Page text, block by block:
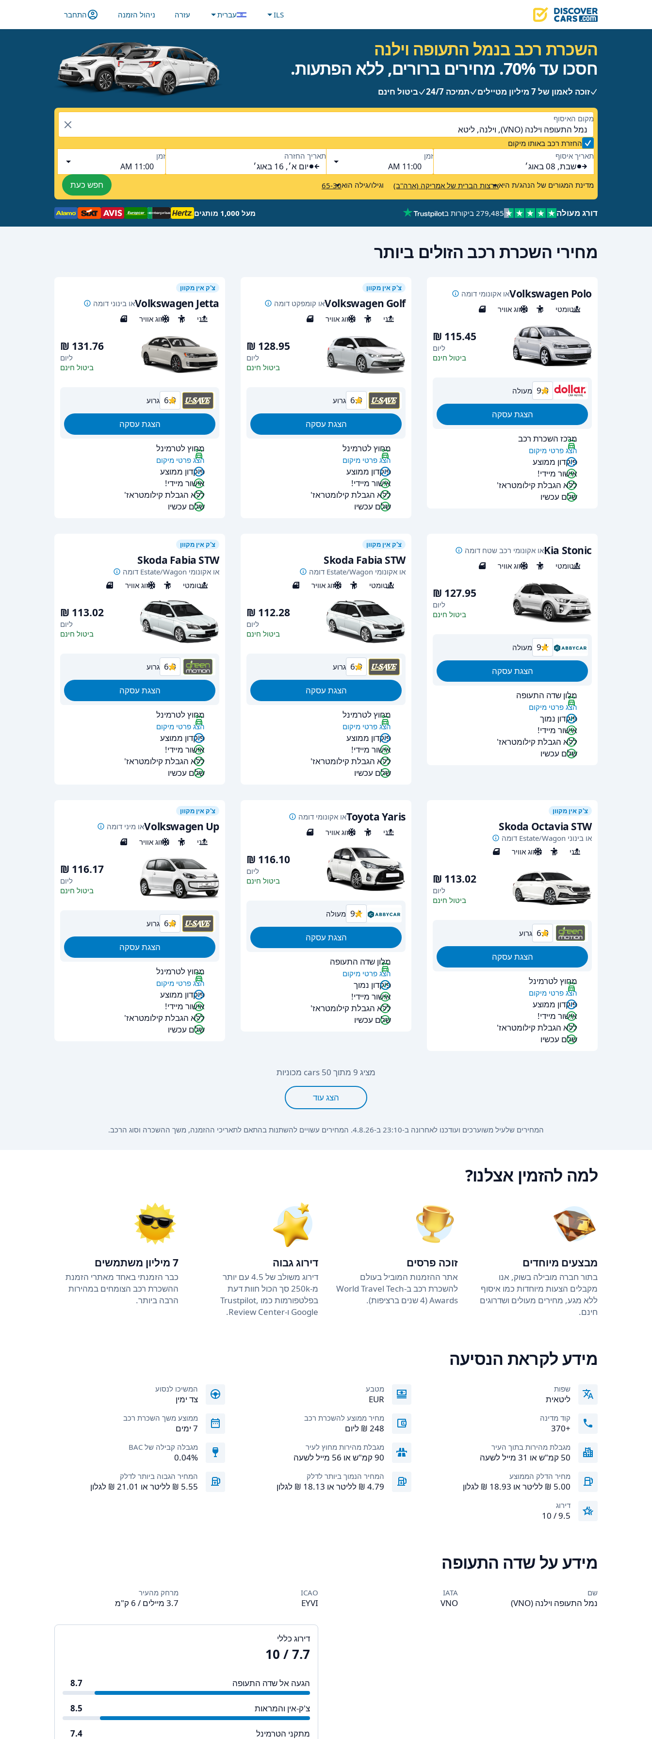
ILS עברית עזרה ניהול הזמנה התחבר
השכרת רכב בנמל התעופה וילנה
חסכו עד 70%. מחירים ברורים, ללא הפתעות.
זוכה לאמון של 7 מיליון מטיילים תמיכה 24/7 ביטול חינם
מקום האיסוף
נמל התעופה וילנה (VNO), וילנה, ליטא
החזרת רכב באותו מיקום
תאריך איסוף
שבת, 08 באוג׳
זמן
11:00 AM
תאריך החזרה
יום א׳, 16 באוג׳
זמן
11:00 AM
מדינת המגורים של הנהג/ת היאארצות הברית של אמריקה (ארה"ב) וגילו/גילה הוא65-30 חפש כעת
דורג מעולה 279,485 ביקורות ב מעל 1,000 מותגים
מחירי השכרת רכב הזולים ביותר
Volkswagen Poloאו אקונומי דומה
אוטומטי
5 מיזוג אוויר 4
ליום
ביטול חינם
9.0 מעולה
הצגת עסקה
מרכז השכרת רכב
הצג פרטי מיקום
פיקדון ממוצע
אישור מיידי!
ללא הגבלת קילומטראז'
שלם עכשיו
צ'ק אין מקוון
Volkswagen Golfאו קומפקט דומה
ידני
5 מיזוג אוויר 4
ליום
ביטול חינם
6.9 גרוע
הצגת עסקה
מחוץ לטרמינל
הצג פרטי מיקום
פיקדון ממוצע
אישור מיידי!
ללא הגבלת קילומטראז'
שלם עכשיו
צ'ק אין מקוון
Volkswagen Jettaאו בינוני דומה
ידני
5 מיזוג אוויר 5
ליום
ביטול חינם
6.9 גרוע
הצגת עסקה
מחוץ לטרמינל
הצג פרטי מיקום
פיקדון ממוצע
אישור מיידי!
ללא הגבלת קילומטראז'
שלם עכשיו
Kia Stonicאו אקונומי רכב שטח דומה
אוטומטי
5 מיזוג אוויר 4
ליום
ביטול חינם
9.1 מעולה
הצגת עסקה
מלון שדה התעופה
הצג פרטי מיקום
פיקדון נמוך
אישור מיידי!
ללא הגבלת קילומטראז'
שלם עכשיו
צ'ק אין מקוון
Skoda Fabia STW
או אקונומי Estate/Wagon דומה
אוטומטי
5 מיזוג אוויר 5
ליום
ביטול חינם
6.9 גרוע
הצגת עסקה
מחוץ לטרמינל
הצג פרטי מיקום
פיקדון ממוצע
אישור מיידי!
ללא הגבלת קילומטראז'
שלם עכשיו
צ'ק אין מקוון
Skoda Fabia STW
או אקונומי Estate/Wagon דומה
אוטומטי
5 מיזוג אוויר 5
ליום
ביטול חינם
6.0 גרוע
הצגת עסקה
מחוץ לטרמינל
הצג פרטי מיקום
פיקדון ממוצע
אישור מיידי!
ללא הגבלת קילומטראז'
שלם עכשיו
צ'ק אין מקוון
Skoda Octavia STW
או בינוני Estate/Wagon דומה
ידני
5 מיזוג אוויר 4
ליום
ביטול חינם
6.0 גרוע
הצגת עסקה
מחוץ לטרמינל
הצג פרטי מיקום
פיקדון ממוצע
אישור מיידי!
ללא הגבלת קילומטראז'
שלם עכשיו
Toyota Yarisאו אקונומי דומה
ידני
5 מיזוג אוויר 4
ליום
ביטול חינם
9.1 מעולה
הצגת עסקה
מלון שדה התעופה
הצג פרטי מיקום
פיקדון נמוך
אישור מיידי!
ללא הגבלת קילומטראז'
שלם עכשיו
צ'ק אין מקוון
Volkswagen Upאו מיני דומה
ידני
5 מיזוג אוויר 5
ליום
ביטול חינם
6.9 גרוע
הצגת עסקה
מחוץ לטרמינל
הצג פרטי מיקום
פיקדון ממוצע
אישור מיידי!
ללא הגבלת קילומטראז'
שלם עכשיו
מציג 9 מתוך 50 cars מכוניות
הצג עוד
המחירים שלעיל משוערכים ועודכנו לאחרונה ב-23:10 ב-4.8.26. המחירים עשויים להשתנות בהתאם לתאריכי ההזמנה, משך ההשכרה וסוג הרכב.
למה להזמין אצלנו?
מבצעים מיוחדים
בתור חברה מובילה בשוק, אנו
מקבלים הצעות מיוחדות כמו איסוף
ללא מגע, מחירים מעולים ושדרוגים
חינם.
זוכה פרסים
אתר ההזמנות המוביל בעולם
להשכרת רכב ב-World Travel Tech
Awards (4 שנים ברציפות).
דירוג גבוה
דירוג משולב של 4.5 עם יותר
מ-250k סך הכול חוות דעת
בפלטפורמות כמו Trustpilot,
Google ו-Review Center.
7 מיליון משתמשים
כבר הזמנתי באחד מאתרי הזמנת
ההשכרת רכב הצומחים במהירות
הרבה ביותר.
מידע לקראת הנסיעה
שפות
ליטאית
מטבע
EUR
המשיכו לנסוע
צד ימין
קוד מדינה
+370
מחיר ממוצע להשכרת רכב ממוצע משך השכרת רכב
7 ימים
מגבלת מהירות בתוך העיר
50 קמ"ש או 31 מייל לשעה
מגבלת מהירות מחוץ לעיר
90 קמ"ש או 56 מייל לשעה
מגבלה קבילה של BAC
0.04%
מחיר הדלק הממוצע המחיר הנמוך ביותר לדלק המחיר הגבוה ביותר לדלק
דירוג
9.5 / 10
מידע על שדה התעופה
שם
נמל התעופה וילנה (VNO)
IATA
VNO
ICAO
EYVI
מרחק מהעיר
3.7 מיילים / 6 ק"מ
דירוג כללי
7.7
/ 10
הגעה אל שדה התעופה 8.7
צ'ק-אין והמראות 8.5
מתקני הטרמינל 7.4